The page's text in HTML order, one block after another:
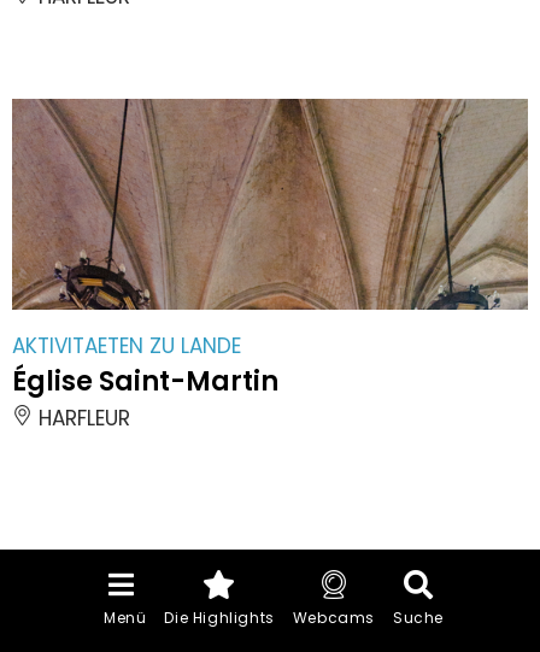
Menü Die Highlights Webcams Suche
AKTIVITAETEN ZU LANDE
Église Saint-Martin
HARFLEUR
FACEBOOK
TWITTER MESSENGER